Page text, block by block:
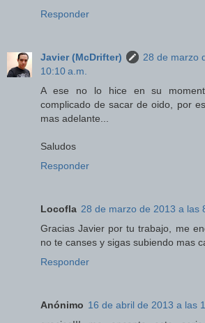
Responder
Javier (McDrifter)
28 de marzo
10:10 a.m.
A ese no lo hice en su
complicado de sacar de oido, por
mas adelante...
Saludos
Responder
Locofla 28 de marzo de 2013 a las
Gracias Javier por tu trabajo, me
no te canses y sigas subiendo mas
Responder
Anónimo 16 de abril de 2013 a las